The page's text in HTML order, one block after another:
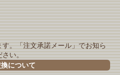
。「注文承諾メール」でお知ら
さい。
について